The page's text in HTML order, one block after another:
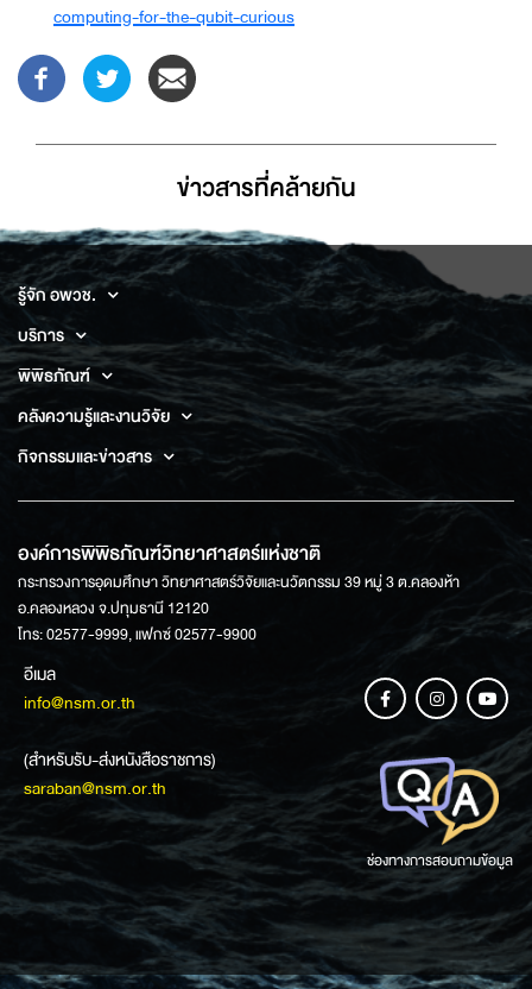
computing-for-the-qubit-curious
ข่าวสารที่่คล้ายกัน
รู้จัก อพวช.
บริการ
พิพิธภัณฑ์
คลังความรู้และงานวิจัย
กิจกรรมและข่าวสาร
องค์การพิพิธภัณฑ์วิทยาศาสตร์แห่งชาติ
กระทรวงการอุดมศึกษา วิทยาศาสตร์วิจัยและนวัตกรรม 39 หมู่ 3 ต.คลองห้า
อ.คลองหลวง จ.ปทุมธานี 12120
โทร: 02577-9999, แฟกซ์ 02577-9900
อีเมล
info@nsm.or.th
(สำหรับรับ-ส่งหนังสือราชการ)
saraban@nsm.or.th
ช่องทางการสอบถามข้อมูล